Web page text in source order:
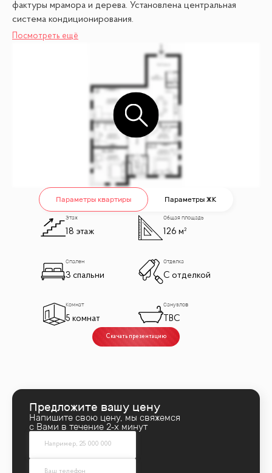
фактуры мрамора и дерева. Установлена центральная
система кондиционирования.
Планировка включает кухню-гостиную, мастер-спальню со
своим санузлом, две спальни, кабинет, ванную комнату,
гардеробную и холл. Панорамные окна, ориентированные
на две стороны света, наполняют пространство
естественным светом и теплом. Открываются виды на
Посмотреть ещё
Параметры квартиры Параметры ЖК
Этаж
18 этаж
Общая площадь
126 м²
Спален
3 спальни
Отделка
С отделкой
Комнат
5 комнат
Санузлов
TBC
Скачать презентацию
Предложите вашу цену
Напишите свою цену, мы свяжемся
с Вами в течение 2‑х минут